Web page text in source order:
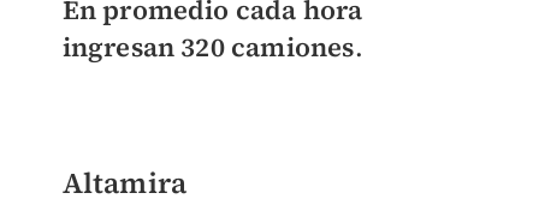
En promedio cada hora
ingresan 320 camiones.
Altamira